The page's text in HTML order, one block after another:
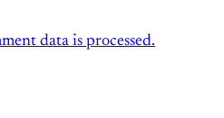
data is processed.